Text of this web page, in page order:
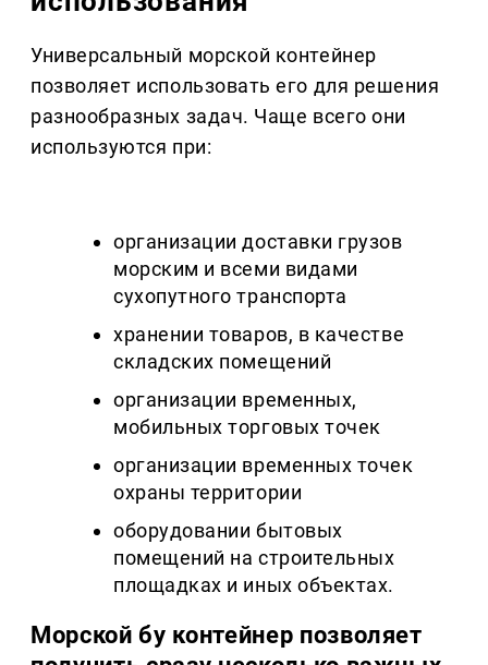
Универсальный морской контейнер
позволяет использовать его для решения
разнообразных задач. Чаще всего они
используются при:
организации доставки грузов
морским и всеми видами
сухопутного транспорта
хранении товаров, в качестве
складских помещений
организации временных,
мобильных торговых точек
организации временных точек
охраны территории
оборудовании бытовых
помещений на строительных
площадках и иных объектах.
Морской бу контейнер позволяет